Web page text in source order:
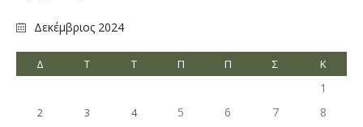
Δεκέμβριος 2024
Δ Τ Τ Π Π Σ Κ
1
2 3 4 5 6 7 8